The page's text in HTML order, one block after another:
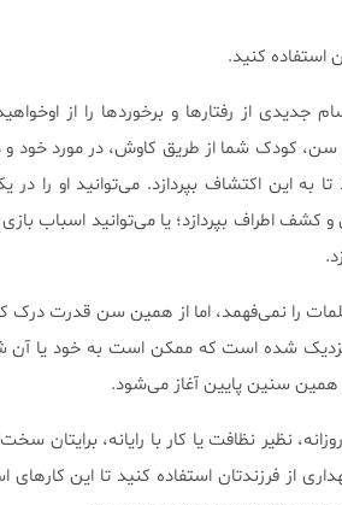
استفاده کنید.
جدیدی از رفتارها و برخوردها را از
کودک شما از طریق کاوش، در مورد خود و
به این اکتشاف بپردازد. می‌توانید او را در
کشف اطراف بپردازد؛ یا می‌توانید اسباب
را نمی‌فهمد، اما از همین سن قدرت درک
نزدیک شده است که ممکن است به خود یا آن
همین سنین پایین آغاز می‌شود.
نظیر نظافت یا کار با رایانه، برایتان
از فرزندتان استفاده کنید تا این